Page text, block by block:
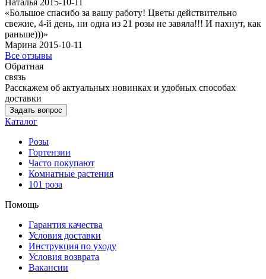
Наталья 2015-10-11
«Большое спасибо за вашу работу! Цветы действительно
свежие, 4-й день, ни одна из 21 розы не завяла!!! И пахнут, как
раньше)))»
Марина 2015-10-11
Все отзывы
Обратная
связь
Расскажем об актуальных новинках и удобных способах
доставки
Задать вопрос
Каталог
Розы
Гортензии
Часто покупают
Комнатные растения
101 роза
Помощь
Гарантия качества
Условия доставки
Инструкция по уходу
Условия возврата
Вакансии